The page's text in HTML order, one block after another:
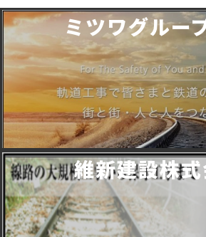
ミツワグルー
維新建設株